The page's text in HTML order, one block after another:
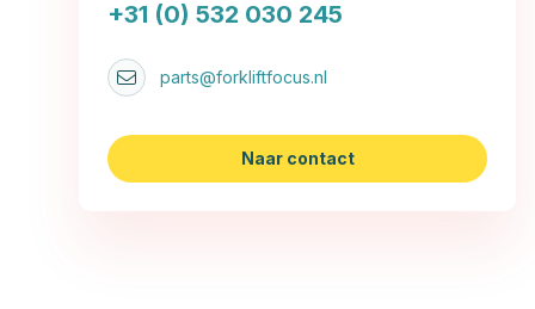
+31 (0) 532 030 245
parts@forkliftfocus.nl
Naar contact